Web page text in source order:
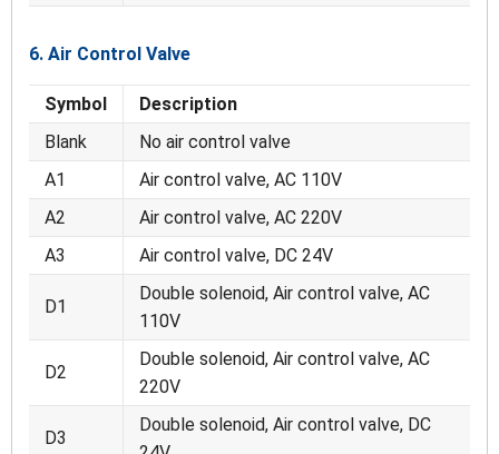
6. Air Control Valve
Symbol
Description
Blank
No air control valve
A1
Air control valve, AC 110V
A2
Air control valve, AC 220V
A3
Air control valve, DC 24V
D1
Double solenoid, Air control valve, AC
110V
D2
Double solenoid, Air control valve, AC
220V
D3
Double solenoid, Air control valve, DC